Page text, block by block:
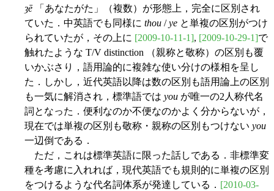
ȝē「あなたがた」（複数）が形態上，完全に区別され
ていた．中英語でも同様に thou /ye と単複の区別がつけ
られていたが，その上に [2009-10-11-1], [2009-10-29-1]で
触れたような T/V distinction （親称と敬称）の区別も覆
いかぶさり，語用論的に複雑な使い分けの様相を呈し
た．しかし，近代英語以降は数の区別も語用論上の区別
も一気に解消され，標準語では you が唯一の2人称代名
詞となった．便利なのか不便なのかよく分からないが，
現在では単複の区別も敬称・親称の区別もつけない you
一辺倒である．
ただ，これは標準英語に限った話しである．非標準変
種を考慮に入れれば，現代英語でも規則的に単複の区別
をつけるような代名詞体系が発達している． [2010-03-